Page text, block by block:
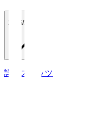
2026/27
詳細スタッツ